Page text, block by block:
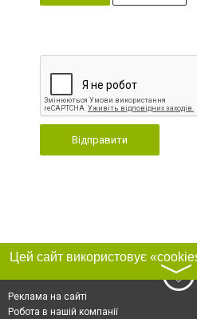
Відправити
〉
Реклама на сайті
Робота в нашій компанії